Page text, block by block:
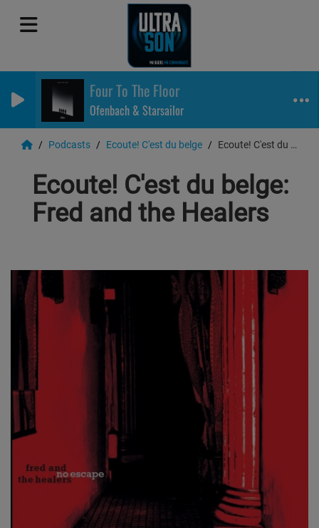
Four To The Floor
Ofenbach & Starsailor
Podcasts Ecoute! C'est du belge Ecoute! C'est du belge: Fred and the Healers
Ecoute! C'est du belge:
Fred and the Healers